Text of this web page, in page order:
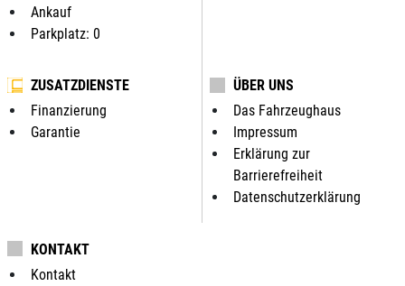
Ankauf
Parkplatz: 0
ZUSATZDIENSTE
Finanzierung
Garantie
ÜBER UNS
Das Fahrzeughaus
Impressum
Erklärung zur
Barrierefreiheit
Datenschutzerklärung
KONTAKT
Kontakt